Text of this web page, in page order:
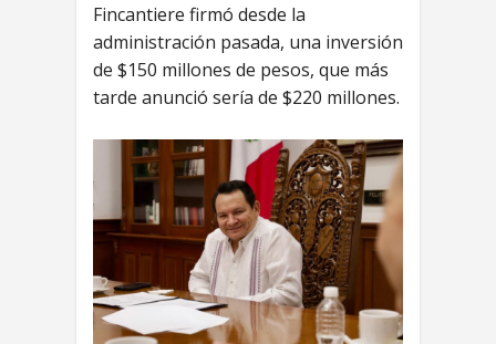
Fincantiere firmó desde la
administración pasada, una inversión
de $150 millones de pesos, que más
tarde anunció sería de $220 millones.